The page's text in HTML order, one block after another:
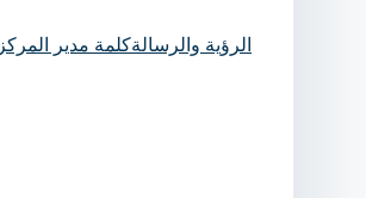
الرؤية والرسالةكلمة مدير المركز